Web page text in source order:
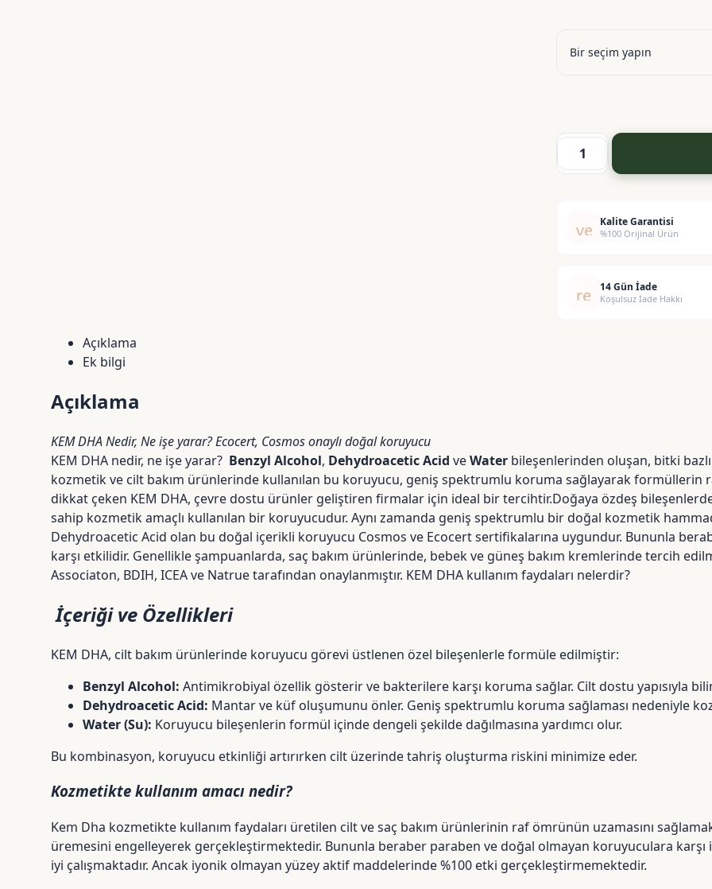
Kem
Koruyucu
verified
Kalite Garantisi
%100 Orijinal Ürün
replay14 Gün İade
Koşulsuz İade Hakkı
Açıklama
Ek bilgi
Açıklama
KEM DHA Nedir, Ne işe yarar? Ecocert, Cosmos onaylı doğal koruyucu
KEM DHA nedir, ne işe yarar? Benzyl Alcohol, Dehydroacetic Acid veWater bileşenlerinden oluşan, bitki
kozmetik ve cilt bakım ürünlerinde kullanılan bu koruyucu, geniş spektrumlu koruma sağlayarak formüllerin
dikkat çeken KEM DHA, çevre dostu ürünler geliştiren firmalar için ideal bir tercihtir.Doğaya özdeş
sahip kozmetik amaçlı kullanılan bir koruyucudur. Aynı zamanda geniş spektrumlu bir doğal kozmetik
Dehydroacetic Acid olan bu doğal içerikli koruyucu Cosmos ve Ecocert sertifikalarına uygundur. Bununla
karşı etkilidir. Genellikle şampuanlarda, saç bakım ürünlerinde, bebek ve güneş bakım kremlerinde tercih
Associaton, BDIH, ICEA ve Natrue tarafından onaylanmıştır. KEM DHA kullanım faydaları nelerdir?
İçeriği ve Özellikleri
KEM DHA, cilt bakım ürünlerinde koruyucu görevi üstlenen özel bileşenlerle formüle edilmiştir:
Benzyl Alcohol: Antimikrobiyal özellik gösterir ve bakterilere karşı koruma sağlar. Cilt dostu yapısıyla
Dehydroacetic Acid: Mantar ve küf oluşumunu önler. Geniş spektrumlu koruma sağlaması nedeniyle
Water (Su): Koruyucu bileşenlerin formül içinde dengeli şekilde dağılmasına yardımcı olur.
Bu kombinasyon, koruyucu etkinliği artırırken cilt üzerinde tahriş oluşturma riskini minimize eder.
Kozmetikte kullanım amacı nedir?
Kem Dha kozmetikte kullanım faydaları üretilen cilt ve saç bakım ürünlerinin raf ömrünün uzamasını
üremesini engelleyerek gerçekleştirmektedir. Bununla beraber paraben ve doğal olmayan koruyuculara
iyi çalışmaktadır. Ancak iyonik olmayan yüzey aktif maddelerinde %100 etki gerçekleştirmemektedir.